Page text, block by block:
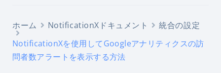
ホーム NotificationXドキュメント
統合の設定
NotificationXを使用してGoogleアナリティクスの訪
問者数アラートを表示する方法